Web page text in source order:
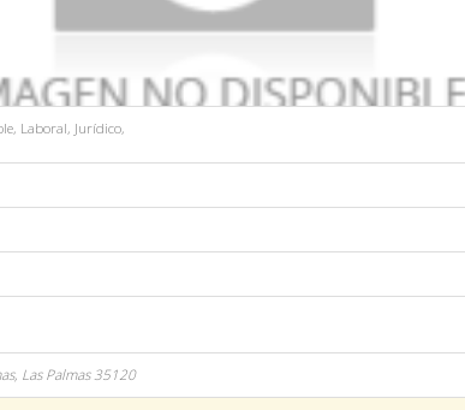
, Laboral, Jurídico,
Las Palmas 35120